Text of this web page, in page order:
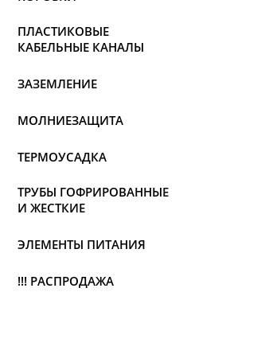
ПЛАСТИКОВЫЕ
КАБЕЛЬНЫЕ КАНАЛЫ
ЗАЗЕМЛЕНИЕ
МОЛНИЕЗАЩИТА
ТЕРМОУСАДКА
ТРУБЫ ГОФРИРОВАННЫЕ
И ЖЕСТКИЕ
ЭЛЕМЕНТЫ ПИТАНИЯ
!!! РАСПРОДАЖА